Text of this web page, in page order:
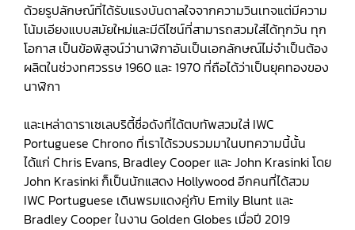
ด้วยรูปลักษณ์ที่ได้รับแรงบันดาลใจจากความวินเทจแต่มีความ
โน้มเอียงแบบสมัยใหม่และมีดีไซน์ที่สามารถสวมใส่ได้ทุกวัน ทุก
โอกาส เป็นข้อพิสูจน์ว่านาฬิกาอันเป็นเอกลักษณ์ไม่จำเป็นต้อง
ผลิตในช่วงทศวรรษ 1960 และ 1970 ที่ถือได้ว่าเป็นยุคทองของ
นาฬิกา
และเหล่าดาราเซเลบริตี้ชื่อดังที่ได้ตบทัพสวมใส่ IWC
Portuguese Chrono ที่เราได้รวบรวมมาในบทความนี้นั้น
ได้แก่ Chris Evans, Bradley Cooper และ John Krasinki โดย
John Krasinki ก็เป็นนักแสดง Hollywood อีกคนที่ได้สวม
IWC Portuguese เดินพรมแดงคู่กับ Emily Blunt และ
Bradley Cooper ในงาน Golden Globes เมื่อปี 2019